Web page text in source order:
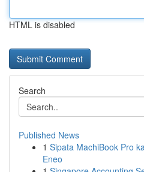
HTML is disabled
Search
Published News
1 Sipata MachiBook Pro
Eneo